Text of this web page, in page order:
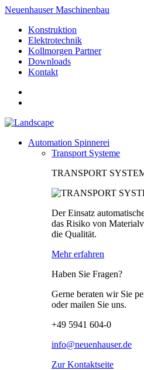
Neuenhauser Maschinenbau
Konstruktion
Elektrotechnik
Kollmorgen Partner
Downloads
Kontakt
Automation Spinnerei
Transport Systeme
TRANSPORT
Der Einsatz
das Risiko von
die Qualität.
Mehr erfahren
Haben Sie Fragen?
Gerne beraten wir Sie
oder mailen Sie uns.
+49 5941 604-0
info@neuenhauser.de
Zur Kontaktseite